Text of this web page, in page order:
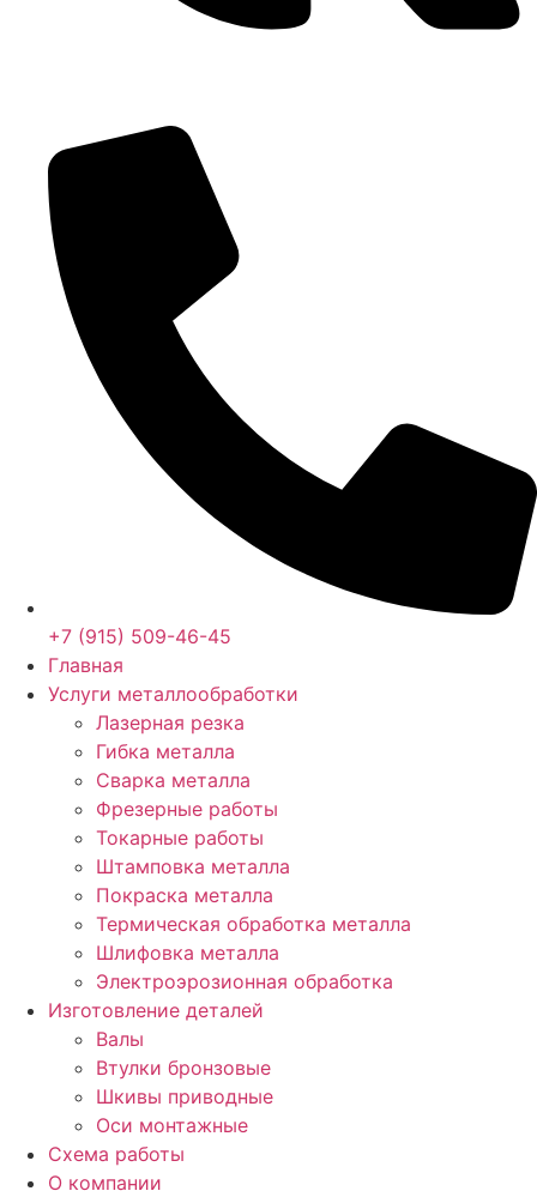
+7 (915) 509-46-45
Главная
Услуги металлообработки
Лазерная резка
Гибка металла
Сварка металла
Фрезерные работы
Токарные работы
Штамповка металла
Покраска металла
Термическая обработка металла
Шлифовка металла
Электроэрозионная обработка
Изготовление деталей
Валы
Втулки бронзовые
Шкивы приводные
Оси монтажные
Схема работы
О компании